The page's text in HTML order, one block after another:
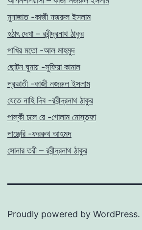
মুনাজাত -কাজী নজরুল ইসলাম
হঠাৎ দেখা – রবীন্দ্রনাথ ঠাকুর
পাখির মতো -আল মাহমুদ
ছোটন ঘুমায় -সুফিয়া কামাল
প্রভাতী -কাজী নজরুল ইসলাম
যেতে নাহি দিব -রবীন্দ্রনাথ ঠাকুর
পাল্কী চলে রে -গোলাম মোস্তফা
পাঞ্জেরি -ফররুখ আহমদ
সোনার তরী – রবীন্দ্রনাথ ঠাকুর
Proudly powered by WordPress.